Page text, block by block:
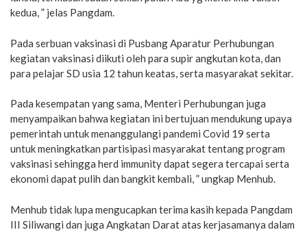
kedua, ” jelas Pangdam.
Pada serbuan vaksinasi di Pusbang Aparatur Perhubungan
kegiatan vaksinasi diikuti oleh para supir angkutan kota, dan
para pelajar SD usia 12 tahun keatas, serta masyarakat sekitar.
Pada kesempatan yang sama, Menteri Perhubungan juga
menyampaikan bahwa kegiatan ini bertujuan mendukung upaya
pemerintah untuk menanggulangi pandemi Covid 19 serta
untuk meningkatkan partisipasi masyarakat tentang program
vaksinasi sehingga herd immunity dapat segera tercapai serta
ekonomi dapat pulih dan bangkit kembali, ” ungkap Menhub.
Menhub tidak lupa mengucapkan terima kasih kepada Pangdam
III Siliwangi dan juga Angkatan Darat atas kerjasamanya dalam